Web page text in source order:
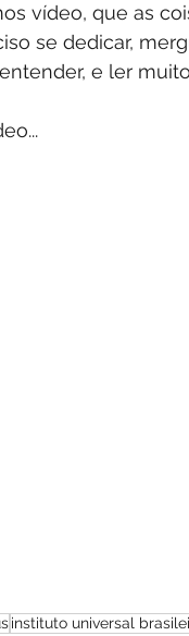
vídeo, que as
se dedicar,
e ler
instituto universal